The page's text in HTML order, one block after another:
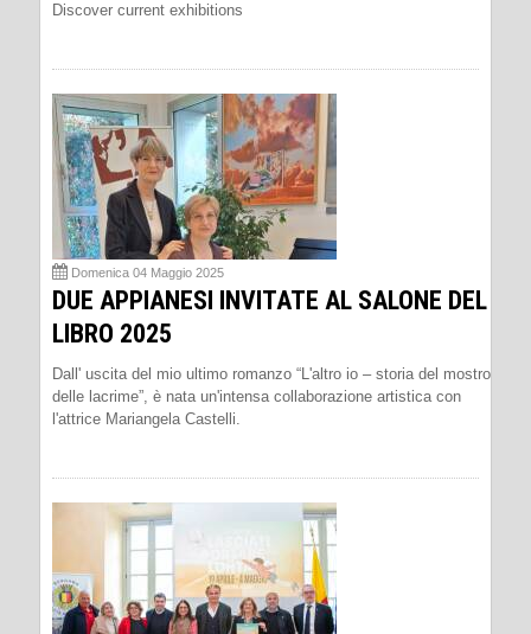
Discover current exhibitions
Domenica 04 Maggio 2025
DUE APPIANESI INVITATE AL SALONE DEL
LIBRO 2025
Dall' uscita del mio ultimo romanzo “L'altro io – storia del mostro
delle lacrime”, è nata un'intensa collaborazione artistica con
l'attrice Mariangela Castelli.